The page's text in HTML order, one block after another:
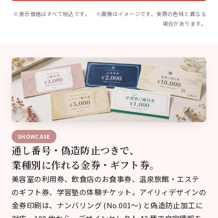
※表示価格はすべて税込です。 ※画像はイメージです。実際の色味と異なる
場合があります。
SHOWCASE
通し番号・偽造防止つきで、
業種別に作れる金券・ギフト券。
美容室の利用券、飲食店のお食事券、温泉旅館・エステ
のギフト券、学習塾の体験チケット。アイリィデザインの
金券印刷は、ナンバリング (No.001〜) と偽造防止加工に